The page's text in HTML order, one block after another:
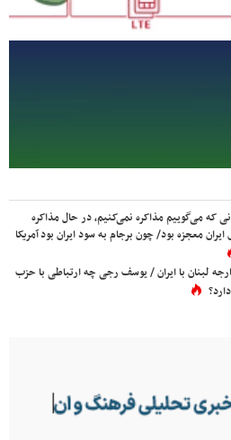
که می‌گوییم مذاکره نمی‌کنیم، در حال مذاکره
معجزه بود/ چون برجام به سود ایران بود آمریکا
لبنان با ایران / یوسف رجی چه ارتباطی با حزب